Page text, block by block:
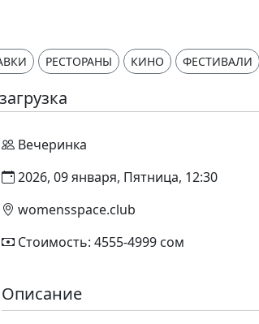
РЕСТОРАНЫ КИНО ФЕСТИВАЛИ
Вечеринка
2026, 09 января, Пятница, 12:30
womensspace.club
Стоимость: 4555-4999 сом
Описание